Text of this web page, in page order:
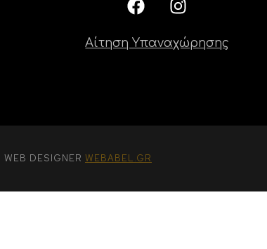
Αίτηση Υπαναχώρησης
DESIGNER WEBABEL.GR